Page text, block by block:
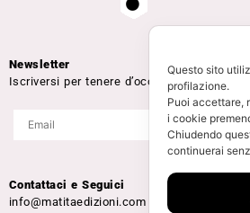
Newsletter
Iscriversi per tenere d’occhio le nostre
Contattaci e Seguici
info@matitaedizioni.com
Questo sito
profilazione.
Puoi accettare,
i cookie
Chiudendo
continuerai